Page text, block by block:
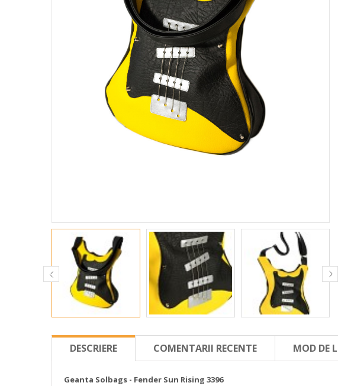
DESCRIERE COMENTARII RECENTE MOD DE
Geanta Solbags - Fender Sun Rising 3396